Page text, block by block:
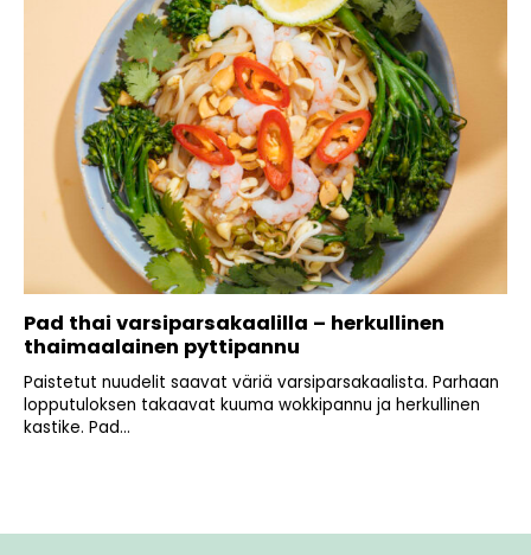
Pad thai varsiparsakaalilla – herkullinen
thaimaalainen pyttipannu
Paistetut nuudelit saavat väriä varsiparsakaalista. Parhaan
lopputuloksen takaavat kuuma wokkipannu ja herkullinen
kastike. Pad...